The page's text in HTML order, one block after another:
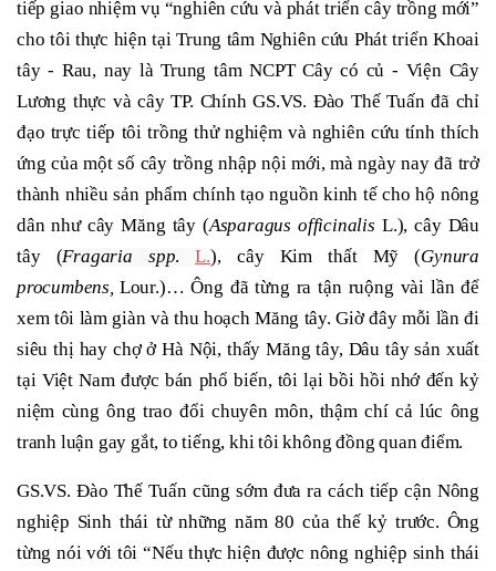
tiếp giao nhiệm vụ “nghiên cứu và phát triển cây trồng mới”
cho tôi thực hiện tại Trung tâm Nghiên cứu Phát triển Khoai
tây - Rau, nay là Trung tâm NCPT Cây có củ - Viện Cây
Lương thực và cây TP. Chính GS.VS. Đào Thế Tuấn đã chỉ
đạo trực tiếp tôi trồng thử nghiệm và nghiên cứu tính thích
ứng của một số cây trồng nhập nội mới, mà ngày nay đã trở
thành nhiều sản phẩm chính tạo nguồn kinh tế cho hộ nông
dân như cây Măng tây (Asparagus officinalis L.), cây Dâu
tây (Fragaria spp.L.), cây Kim thất Mỹ (Gynura
procumbens, Lour.)… Ông đã từng ra tận ruộng vài lần để
xem tôi làm giàn và thu hoạch Măng tây. Giờ đây mỗi lần đi
siêu thị hay chợ ở Hà Nội, thấy Măng tây, Dâu tây sản xuất
tại Việt Nam được bán phổ biến, tôi lại bồi hồi nhớ đến kỷ
niệm cùng ông trao đổi chuyên môn, thậm chí cả lúc ông
tranh luận gay gắt, to tiếng, khi tôi không đồng quan điểm.
GS.VS. Đào Thế Tuấn cũng sớm đưa ra cách tiếp cận Nông
nghiệp Sinh thái từ những năm 80 của thế kỷ trước. Ông
từng nói với tôi “Nếuthực hiện được nông nghiệp sinh thái